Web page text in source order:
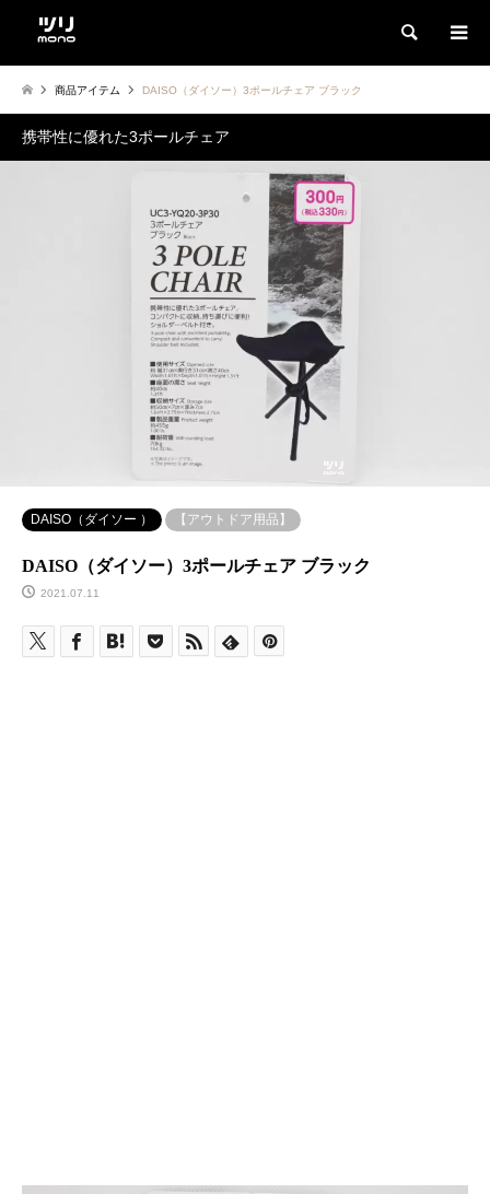
検索
商品アイテム DAISO（ダイソー）3ポールチェア ブラック
携帯性に優れた3ポールチェア
DAISO（ダイソー ） 【アウトドア用品】
DAISO（ダイソー）3ポールチェア ブラック
2021.07.11